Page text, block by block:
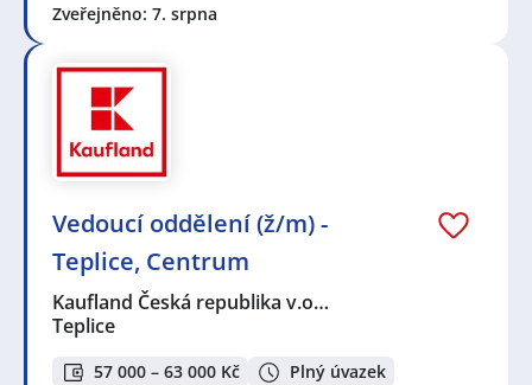
Zveřejněno: 7. srpna
Vedoucí oddělení (ž/m) -
Teplice, Centrum
Kaufland Česká republika v.o…
Teplice
57 000 – 63 000 Kč Plný úvazek